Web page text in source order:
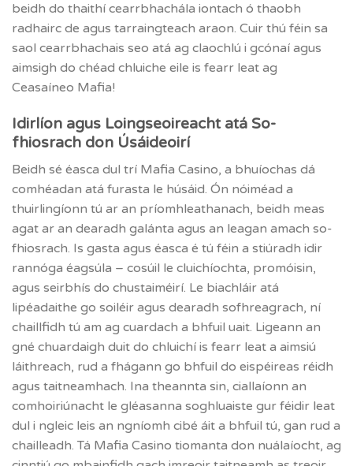
beidh do thaithí cearrbhachála iontach ó thaobh
radhairc de agus tarraingteach araon. Cuir thú féin sa
saol cearrbhachais seo atá ag claochlú i gcónaí agus
aimsigh do chéad chluiche eile is fearr leat ag
Ceasaíneo Mafia!
Idirlíon agus Loingseoireacht atá So-
fhiosrach don Úsáideoirí
Beidh sé éasca dul trí Mafia Casino, a bhuíochas dá
comhéadan atá furasta le húsáid. Ón nóiméad a
thuirlingíonn tú ar an príomhleathanach, beidh meas
agat ar an dearadh galánta agus an leagan amach so-
fhiosrach. Is gasta agus éasca é tú féin a stiúradh idir
rannóga éagsúla – cosúil le cluichíochta, promóisin,
agus seirbhís do chustaiméirí. Le biachláir atá
lipéadaithe go soiléir agus dearadh sofhreagrach, ní
chaillfidh tú am ag cuardach a bhfuil uait. Ligeann an
gné chuardaigh duit do chluichí is fearr leat a aimsiú
láithreach, rud a fhágann go bhfuil do eispéireas réidh
agus taitneamhach. Ina theannta sin, ciallaíonn an
comhoiriúnacht le gléasanna soghluaiste gur féidir leat
dul i ngleic leis an ngníomh cibé áit a bhfuil tú, gan rud a
chailleadh. Tá Mafia Casino tiomanta don nuálaíocht, ag